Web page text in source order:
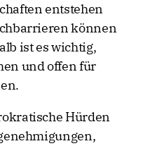
entstehen
können
ist es wichtig,
und offen für
Hürden